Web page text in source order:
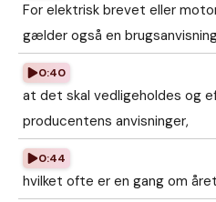
For elektrisk brevet eller
gælder også en
0:40
at det skal vedligeholdes og
producentens anvisninger,
0:44
hvilket ofte er en gang om